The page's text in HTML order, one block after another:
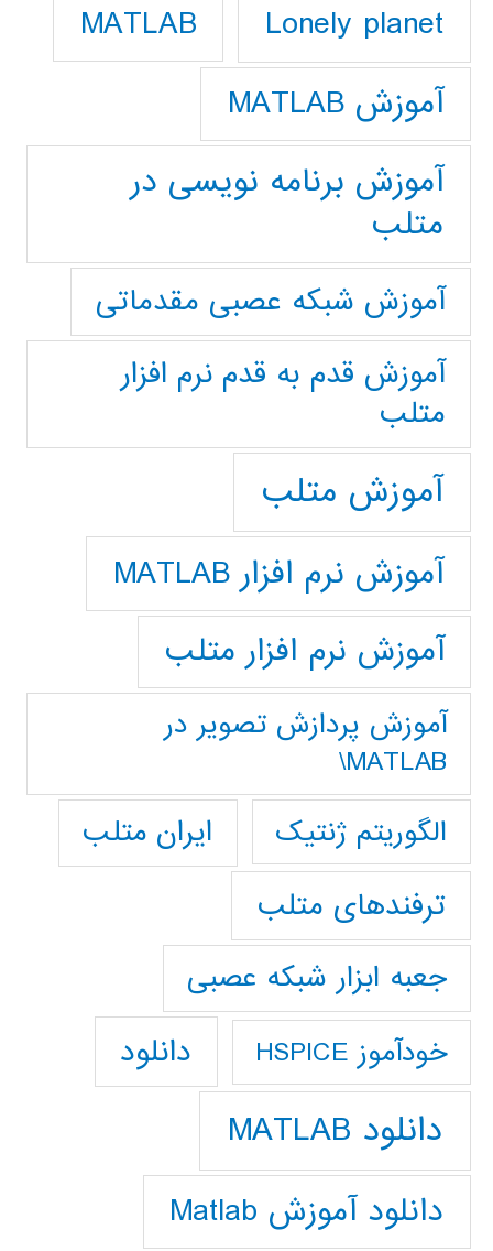
Lonely planet
MATLAB
آموزش MATLAB
آموزش برنامه نویسی در
متلب
آموزش شبکه عصبی مقدماتی
آموزش قدم به قدم نرم افزار
متلب
آموزش متلب
آموزش نرم افزار MATLAB
آموزش نرم افزار متلب
آموزش پردازش تصوير در
MATLAB\
الگوریتم ژنتیک
ایران متلب
ترفندهای متلب
جعبه ابزار شبکه عصبی
خودآموز HSPICE دانلود
دانلود MATLAB
دانلود آموزش Matlab